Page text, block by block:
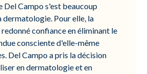
Del Campo s'est beaucoup
dermatologie. Pour elle, la
confiance en éliminant le
consciente d'elle-même
Del Campo a pris la décision
en dermatologie et en